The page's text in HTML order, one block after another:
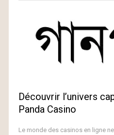
Découvrir l’univers
Panda Casino
Le monde des casinos en ligne